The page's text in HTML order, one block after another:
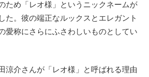
ため「レオ様」というニックネームが
た。彼の端正なルックスとエレガント
愛称にさらにふさわしいものとしてい
涼介さんが「レオ様」と呼ばれる理由